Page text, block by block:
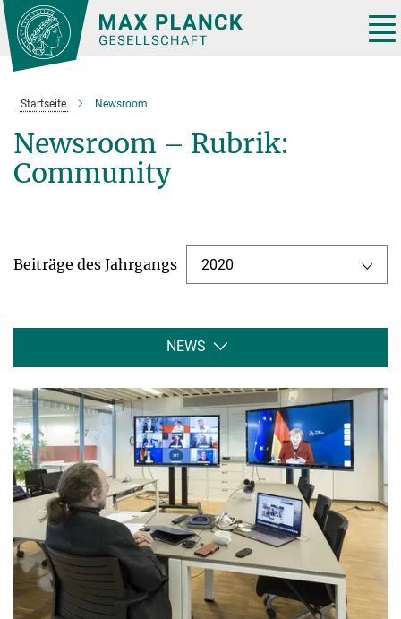
Hauptinhalt
Startseite Newsroom
Newsroom – Rubrik:
Community
Beiträge des Jahrgangs 2020
NEWS